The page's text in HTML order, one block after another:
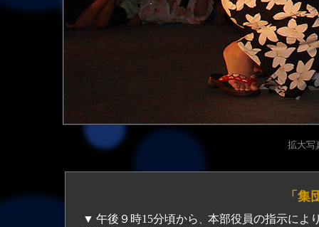
拡大写
「集
▼ 午後９時15分頃から 、 本部役員の指示によ